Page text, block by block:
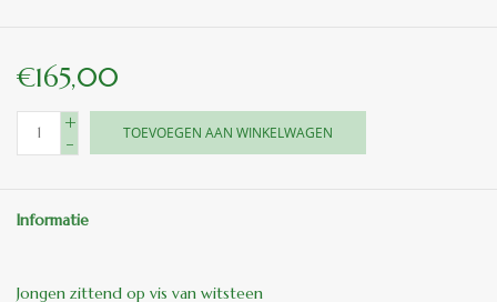
€165,00
+
-
TOEVOEGEN AAN WINKELWAGEN
Informatie
Jongen zittend op vis van witsteen